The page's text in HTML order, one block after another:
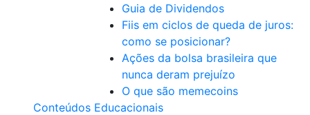
Guia de Dividendos
Fiis em ciclos de queda de juros:
como se posicionar?
Ações da bolsa brasileira que
nunca deram prejuízo
O que são memecoins
Conteúdos Educacionais